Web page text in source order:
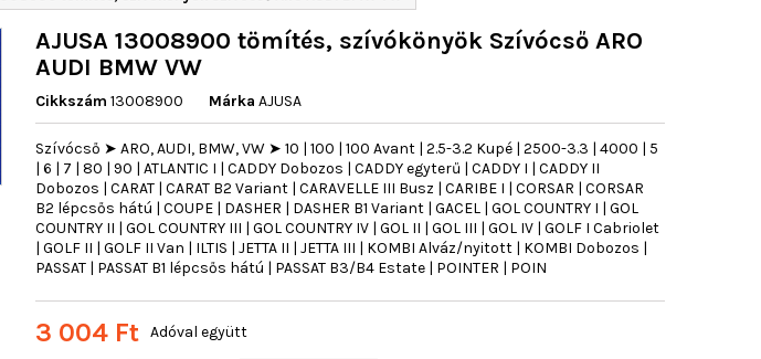
AJUSA 13008900 tömítés, szívókönyök Szívócső ARO
AUDI BMW VW
Cikkszám 13008900 Márka AJUSA
Szívócső ➤ ARO, AUDI, BMW, VW ➤ 10 | 100 | 100 Avant | 2.5-3.2 Kupé | 2500-3.3 | 4000 | 5
| 6 | 7 | 80 | 90 | ATLANTIC I | CADDY Dobozos | CADDY egyterű | CADDY I | CADDY II
Dobozos | CARAT | CARAT B2 Variant | CARAVELLE III Busz | CARIBE I | CORSAR | CORSAR
B2 lépcsős hátú | COUPE | DASHER | DASHER B1 Variant | GACEL | GOL COUNTRY I | GOL
COUNTRY II | GOL COUNTRY III | GOL COUNTRY IV | GOL II | GOL III | GOL IV | GOLF I Cabriolet
| GOLF II | GOLF II Van | ILTIS | JETTA II | JETTA III | KOMBI Alváz/nyitott | KOMBI Dobozos |
PASSAT | PASSAT B1 lépcsős hátú | PASSAT B3/B4 Estate | POINTER | POIN
3 004 Ft Adóval együtt